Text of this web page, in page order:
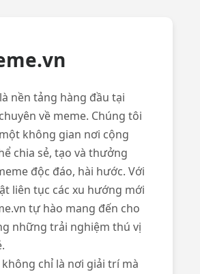
nền tảng hàng đầu tại
về meme. Chúng tôi
không gian nơi cộng
chia sẻ, tạo và thưởng
độc đáo, hài hước. Với
liên tục các xu hướng mới
tự hào mang đến cho
những trải nghiệm thú vị
chỉ là nơi giải trí mà